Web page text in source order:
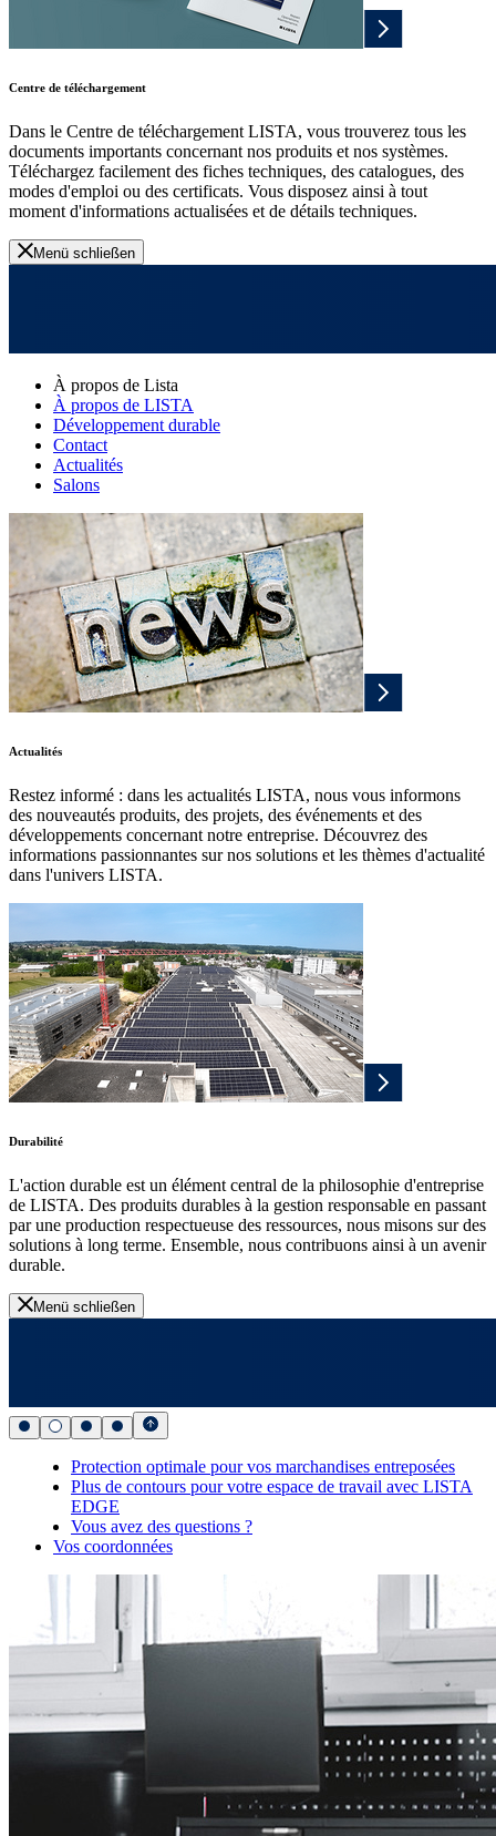
Centre de téléchargement
Dans le Centre de téléchargement LISTA, vous trouverez tous les
documents importants concernant nos produits et nos systèmes.
Téléchargez facilement des fiches techniques, des catalogues, des
modes d'emploi ou des certificats. Vous disposez ainsi à tout
moment d'informations actualisées et de détails techniques.
Menü schließen
À propos de Lista
À propos de LISTA
Développement durable
Contact
Actualités
Salons
Actualités
Restez informé : dans les actualités LISTA, nous vous informons
des nouveautés produits, des projets, des événements et des
développements concernant notre entreprise. Découvrez des
informations passionnantes sur nos solutions et les thèmes d'actualité
dans l'univers LISTA.
Durabilité
L'action durable est un élément central de la philosophie d'entreprise
de LISTA. Des produits durables à la gestion responsable en passant
par une production respectueuse des ressources, nous misons sur des
solutions à long terme. Ensemble, nous contribuons ainsi à un avenir
durable.
Menü schließen
Protection optimale pour vos marchandises entreposées
Plus de contours pour votre espace de travail avec LISTA
EDGE
Vous avez des questions ?
Vos coordonnées